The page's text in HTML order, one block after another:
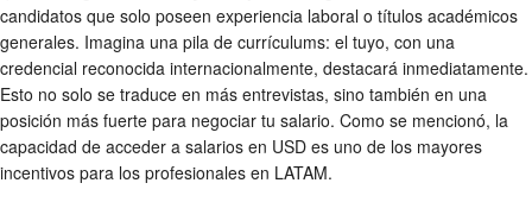
candidatos que solo poseen experiencia laboral o títulos académicos
generales. Imagina una pila de currículums: el tuyo, con una
credencial reconocida internacionalmente, destacará inmediatamente.
Esto no solo se traduce en más entrevistas, sino también en una
posición más fuerte para negociar tu salario. Como se mencionó, la
capacidad de acceder a salarios en USD es uno de los mayores
incentivos para los profesionales en LATAM.